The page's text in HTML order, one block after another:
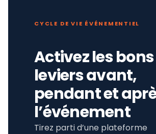
CYCLE DE VIE ÉVÉNEMENTIEL
Activez les bons
leviers avant,
pendant et
l’événement
Tirez parti d’une plateforme